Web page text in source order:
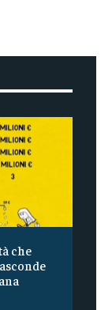
che